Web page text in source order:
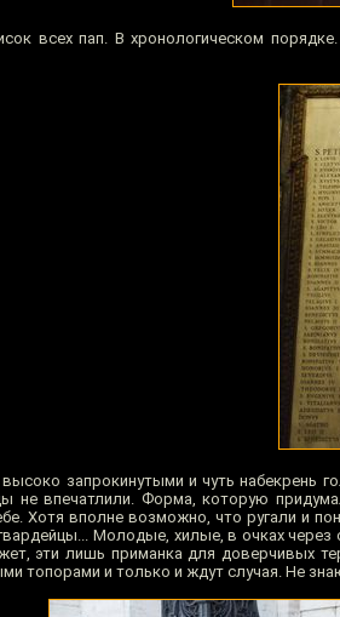
всех пап. В хронологическом
запрокинутыми и чуть набекрень
не впечатлили. Форма, которую
Хотя вполне возможно, что ругали и
Молодые, хилые, в очках через
эти лишь приманка для доверчивых
топорами и только и ждут случая. Не